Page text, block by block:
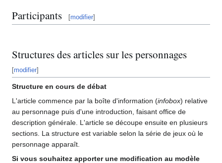
Participants [modifier]
Structures des articles sur les personnages
[modifier]
Structure en cours de débat
L'article commence par la boîte d'information (infobox) relative
au personnage puis d'une introduction, faisant office de
description générale. L'article se découpe ensuite en plusieurs
sections. La structure est variable selon la série de jeux où le
personnage apparaît.
Si vous souhaitez apporter une modification au modèle